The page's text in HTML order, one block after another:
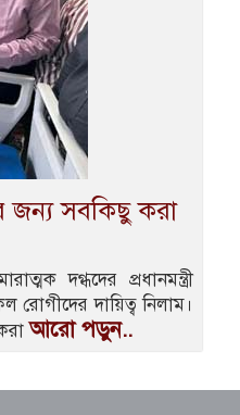
জন্য সবকিছু করা
দগ্ধদের প্রধানমন্ত্রী
রোগীদের দায়িত্ব নিলাম।
আরো পড়ুন..